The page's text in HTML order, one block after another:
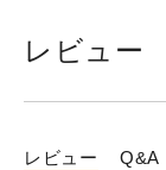
レビュー
レビュー Q&A